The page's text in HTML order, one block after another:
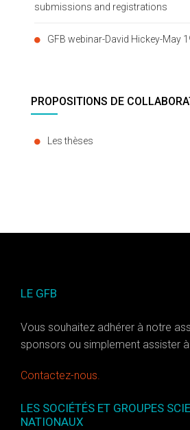
submissions and registrations
GFB webinar-David Hickey-May
PROPOSITIONS DE
Les thèses
LE GFB
Vous souhaitez adhérer à notre
sponsors ou simplement assister
Contactez-nous.
LES SOCIÉTÉS ET GROUPES
NATIONAUX